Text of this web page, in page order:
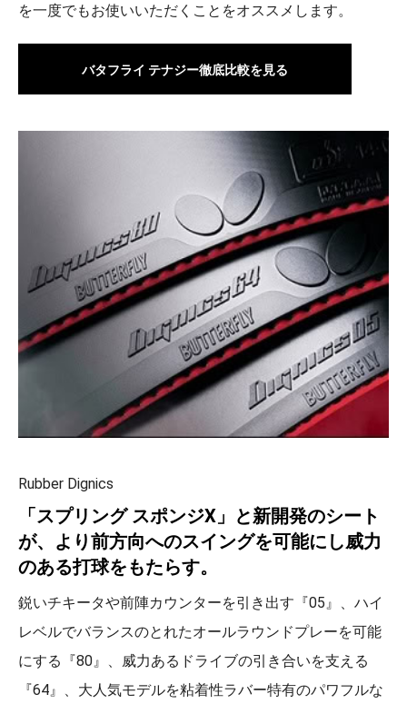
を一度でもお使いいただくことをオススメします。
バタフライ テナジー徹底比較を見る
Rubber Dignics
「スプリング スポンジX」と新開発のシート
が、より前方向へのスイングを可能にし威力
のある打球をもたらす。
鋭いチキータや前陣カウンターを引き出す『05』、ハイ
レベルでバランスのとれたオールラウンドプレーを可能
にする『80』、威力あるドライブの引き合いを支える
『64』、大人気モデルを粘着性ラバー特有のパワフルな